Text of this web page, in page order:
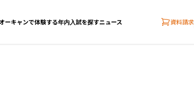
ーキャンで体験する年内入試を探すニュース 資料請求